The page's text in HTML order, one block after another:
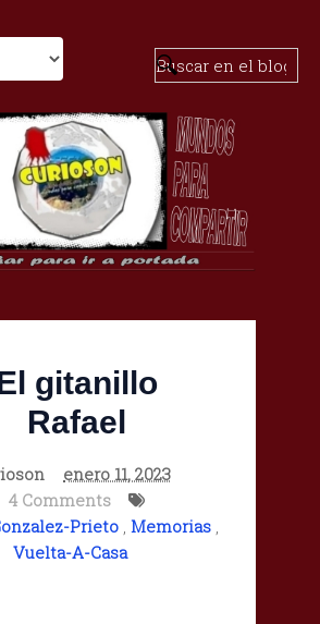
gitanillo
Rafael
enero 11, 2023
4 Comments
Prieto, Memorias,
Vuelta-A-Casa